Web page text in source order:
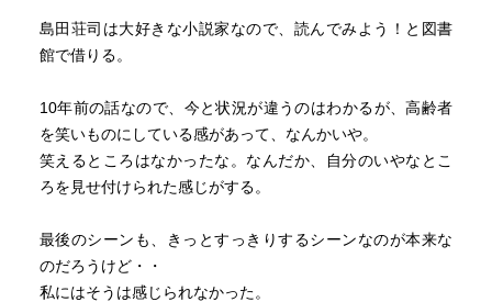
島田荘司は大好きな小説家なので、読んでみよう！と図書
館で借りる。
10年前の話なので、今と状況が違うのはわかるが、高齢者
を笑いものにしている感があって、なんかいや。
笑えるところはなかったな。なんだか、自分のいやなとこ
ろを見せ付けられた感じがする。
最後のシーンも、きっとすっきりするシーンなのが本来な
のだろうけど・・
私にはそうは感じられなかった。